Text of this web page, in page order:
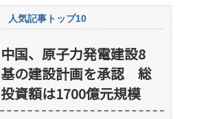
人気記事トップ10
中国、原子力発電建設8
基の建設計画を承認 総
投資額は1700億元規模